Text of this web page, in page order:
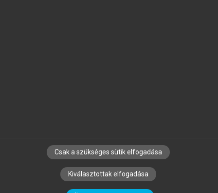
SZERZŐKNEK CÉGEKNEK KÖNYVTÁROSOKNAK
SZERKESZTÉSI ÉS LEKTORÁLÁSI ALAPELVEK
Csak a szükséges sütik elfogadása
Kiválasztottak elfogadása